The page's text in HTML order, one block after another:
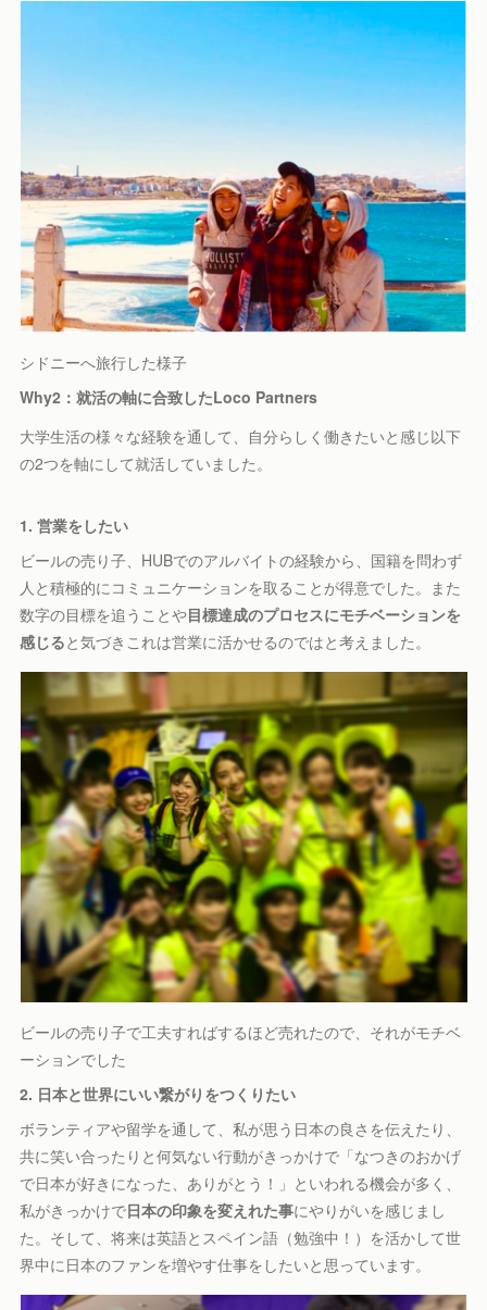
シドニーへ旅行した様子
Why2：就活の軸に合致したLoco Partners
大学生活の様々な経験を通して、自分らしく働きたいと感じ以下
の2つを軸にして就活していました。
1. 営業をしたい
ビールの売り子、HUBでのアルバイトの経験から、国籍を問わず
人と積極的にコミュニケーションを取ることが得意でした。また
数字の目標を追うことや目標達成のプロセスにモチベーションを
感じると気づきこれは営業に活かせるのではと考えました。
ビールの売り子で工夫すればするほど売れたので、それがモチベ
ーションでした
2. 日本と世界にいい繋がりをつくりたい
ボランティアや留学を通して、私が思う日本の良さを伝えたり、
共に笑い合ったりと何気ない行動がきっかけで「なつきのおかげ
で日本が好きになった、ありがとう！」といわれる機会が多く、
私がきっかけで日本の印象を変えれた事にやりがいを感じまし
た。そして、将来は英語とスペイン語（勉強中！）を活かして世
界中に日本のファンを増やす仕事をしたいと思っています。